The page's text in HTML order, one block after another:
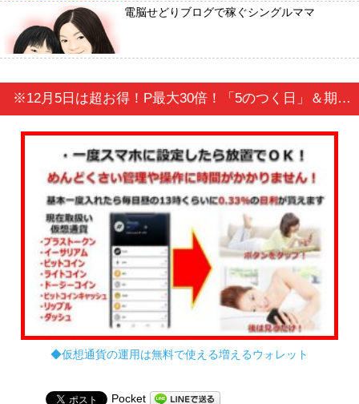
電脳せどりブログで稼ぐシングルママ
※12月5日は超お得！P最大30倍！「5のつく日」＆期間限定「年末プレミアム会員セール」事前セール開催中！
◆仮想通貨の運用は無料で使える増えるウォレット
Pocket